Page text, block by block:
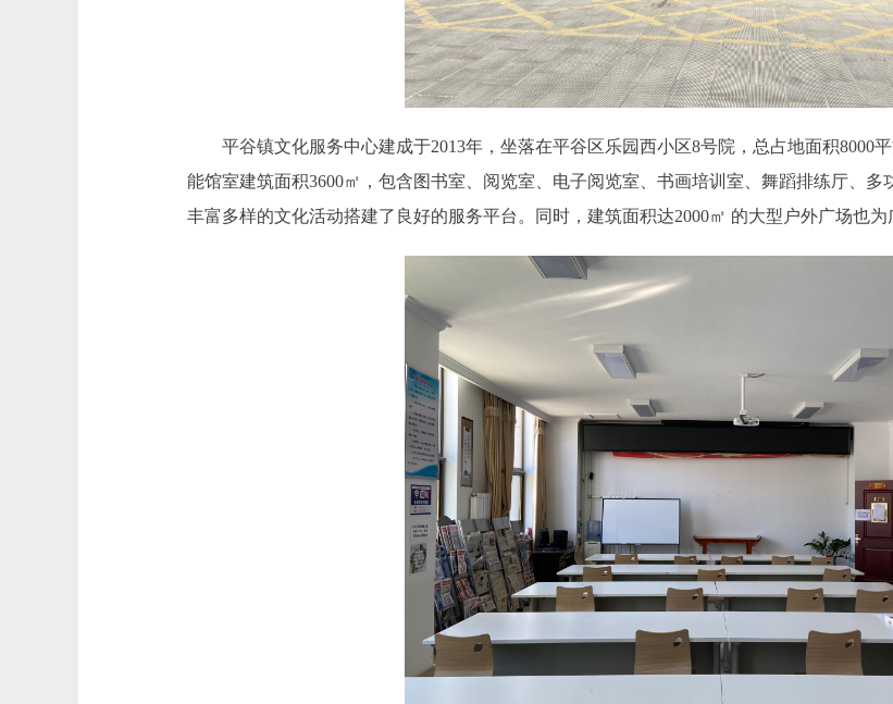
平谷镇文化服务中心建成于2013年，坐落在平谷区乐园西小区8号院，总占地面积8000
能馆室建筑面积3600㎡，包含图书室、阅览室、电子阅览室、书画培训室、舞蹈排练厅、
丰富多样的文化活动搭建了良好的服务平台。同时，建筑面积达2000㎡ 的大型户外广场也